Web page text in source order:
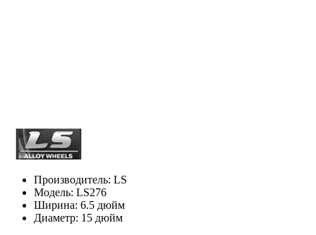
Производитель: LS
Модель: LS276
Ширина: 6.5 дюйм
Диаметр: 15 дюйм